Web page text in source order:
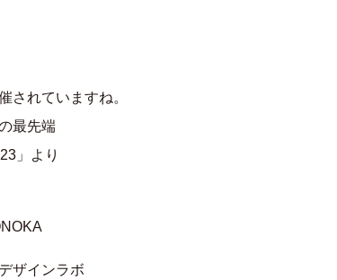
されていますね。
最先端
」より
ザインラボ